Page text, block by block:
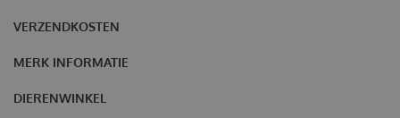
VERZENDKOSTEN
MERK INFORMATIE
DIERENWINKEL